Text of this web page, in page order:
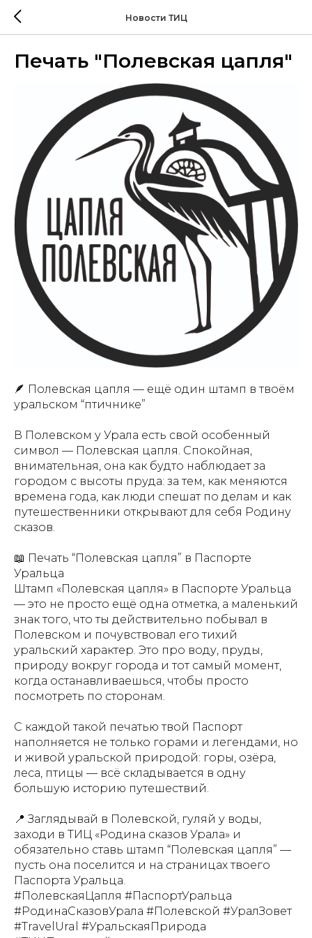
Новости ТИЦ
Печать "Полевская цапля"
🪶 Полевская цапля — ещё один штамп в твоём
уральском “птичнике”
В Полевском у Урала есть свой особенный
символ — Полевская цапля. Спокойная,
внимательная, она как будто наблюдает за
городом с высоты пруда: за тем, как меняются
времена года, как люди спешат по делам и как
путешественники открывают для себя Родину
сказов.
📖 Печать “Полевская цапля” в Паспорте
Уральца
Штамп «Полевская цапля» в Паспорте Уральца
— это не просто ещё одна отметка, а маленький
знак того, что ты действительно побывал в
Полевском и почувствовал его тихий
уральский характер. Это про воду, пруды,
природу вокруг города и тот самый момент,
когда останавливаешься, чтобы просто
посмотреть по сторонам.
С каждой такой печатью твой Паспорт
наполняется не только горами и легендами, но
и живой уральской природой: горы, озёра,
леса, птицы — всё складывается в одну
большую историю путешествий.
📍 Заглядывай в Полевской, гуляй у воды,
заходи в ТИЦ «Родина сказов Урала» и
обязательно ставь штамп “Полевская цапля” —
пусть она поселится и на страницах твоего
Паспорта Уральца.
#ПолевскаяЦапля #ПаспортУральца
#РодинаСказовУрала #Полевской #УралЗовет
#TravelUral #УральскаяПрирода